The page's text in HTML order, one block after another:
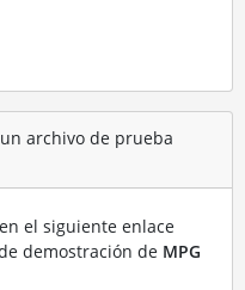
archivo de prueba
el siguiente enlace
demostración de MPG